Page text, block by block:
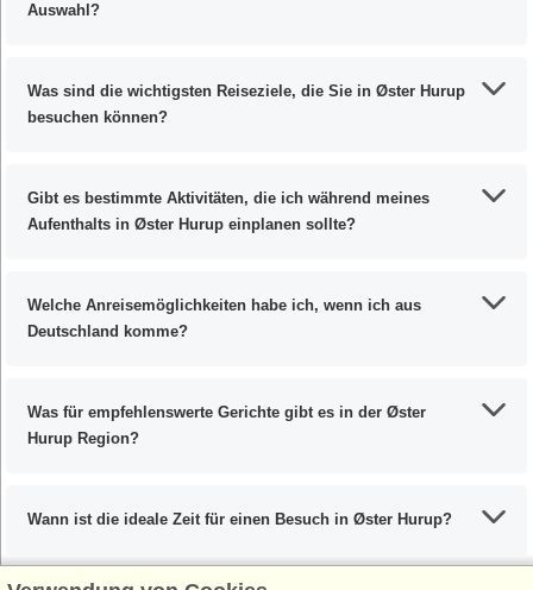
Auswahl?
Was sind die wichtigsten Reiseziele, die Sie in Øster Hurup
besuchen können?
Gibt es bestimmte Aktivitäten, die ich während meines
Aufenthalts in Øster Hurup einplanen sollte?
Welche Anreisemöglichkeiten habe ich, wenn ich aus
Deutschland komme?
Was für empfehlenswerte Gerichte gibt es in der Øster
Hurup Region?
Wann ist die ideale Zeit für einen Besuch in Øster Hurup?